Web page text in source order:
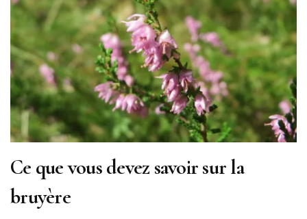
Ce que vous devez savoir sur la
bruyère